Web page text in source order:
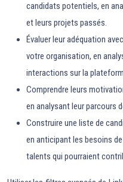
candidats potentiels, en
et leurs projets passés.
Évaluer leur adéquation
votre organisation, en
interactions sur la
Comprendre leurs
en analysant leur parcours
Construire une liste de
en anticipant les besoins
talents qui pourraient